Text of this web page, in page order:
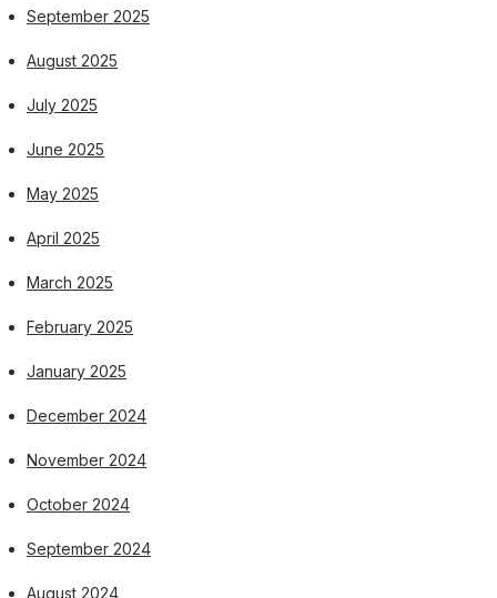
September 2025
August 2025
July 2025
June 2025
May 2025
April 2025
March 2025
February 2025
January 2025
December 2024
November 2024
October 2024
September 2024
August 2024